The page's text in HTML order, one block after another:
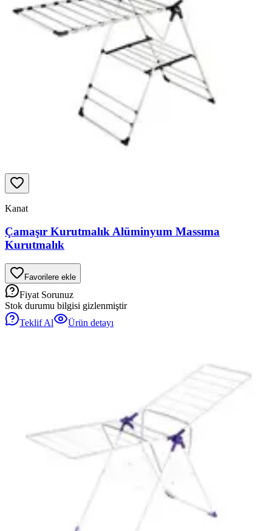
Kanat
Çamaşır Kurutmalık Alüminyum Massıma
Kurutmalık
Favorilere ekle
Fiyat Sorunuz
Stok durumu bilgisi gizlenmiştir
Teklif Al
Ürün detayı